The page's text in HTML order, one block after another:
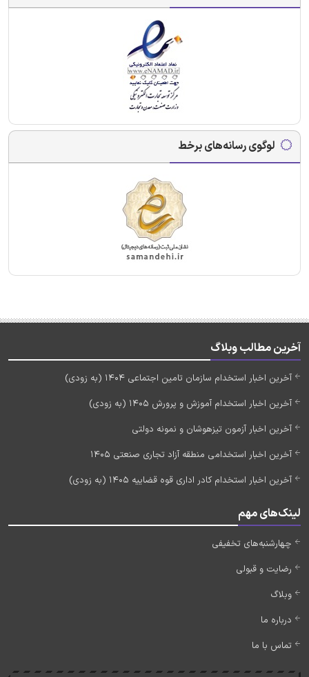
لوگوی رسانه‌های برخط
آخرین مطالب وبلاگ
آخرین اخبار استخدام سازمان تامین اجتماعی 1404 (به زودی)
آخرین اخبار استخدام آموزش و پرورش 1405 (به زودی)
آخرین اخبار آزمون تیزهوشان و نمونه دولتی
آخرین اخبار استخدامی منطقه آزاد تجاری صنعتی 1405
آخرین اخبار استخدام کادر اداری قوه قضاییه 1405 (به زودی)
لینک‌های مهم
چهارشنبه‌های تخفیفی
رضایت و قبولی
وبلاگ
درباره ما
تماس با ما